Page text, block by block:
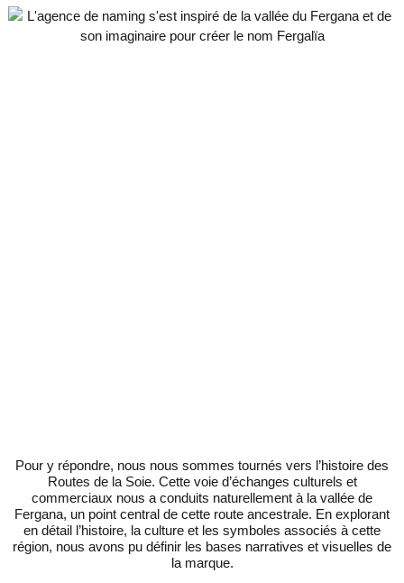
Pour y répondre, nous nous sommes tournés vers l’histoire des
Routes de la Soie. Cette voie d’échanges culturels et
commerciaux nous a conduits naturellement à la vallée de
Fergana, un point central de cette route ancestrale. En explorant
en détail l’histoire, la culture et les symboles associés à cette
région, nous avons pu définir les bases narratives et visuelles de
la marque.